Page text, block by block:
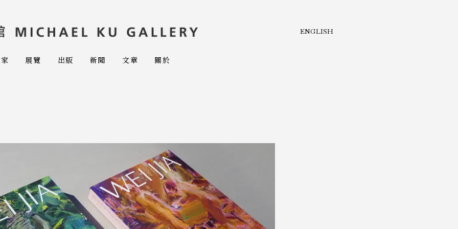
展覽 出版 新聞 文章 關於
ENGLISH